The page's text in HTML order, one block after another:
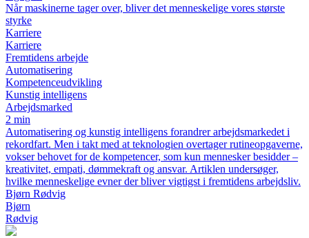
Når maskinerne tager over, bliver det menneskelige vores største
styrke
Karriere
Karriere
Fremtidens arbejde
Automatisering
Kompetenceudvikling
Kunstig intelligens
Arbejdsmarked
2 min
Automatisering og kunstig intelligens forandrer arbejdsmarkedet i
rekordfart. Men i takt med at teknologien overtager rutineopgaverne,
vokser behovet for de kompetencer, som kun mennesker besidder –
kreativitet, empati, dømmekraft og ansvar. Artiklen undersøger,
hvilke menneskelige evner der bliver vigtigst i fremtidens arbejdsliv.
Bjørn Rødvig
Bjørn
Rødvig